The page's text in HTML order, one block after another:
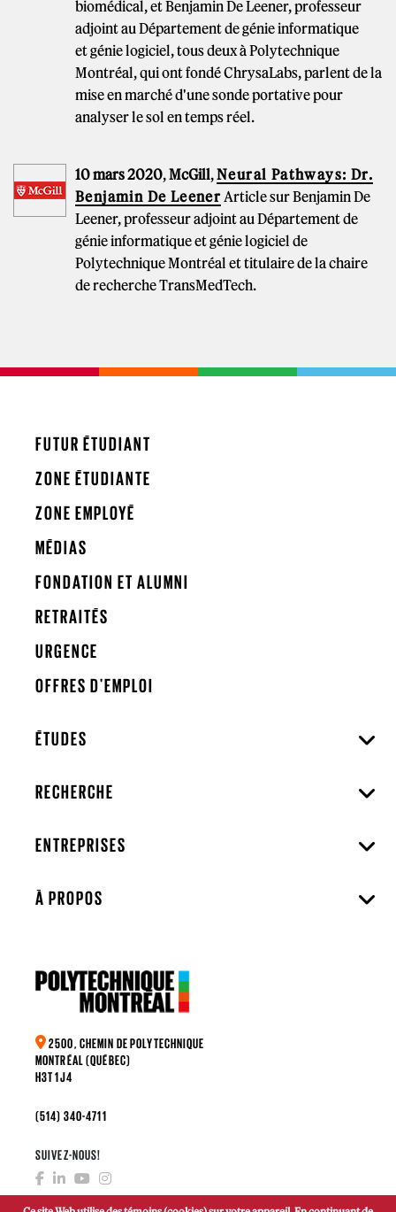
biomédical, et Benjamin De Leener, professeur
adjoint au Département de génie informatique
et génie logiciel, tous deux à Polytechnique
Montréal, qui ont fondé ChrysaLabs, parlent de la
mise en marché d'une sonde portative pour
analyser le sol en temps réel.
10 mars 2020,McGill,Neural Pathways: Dr.
Benjamin De Leener Article sur Benjamin De
Leener, professeur adjoint au Département de
génie informatique et génie logiciel de
Polytechnique Montréal et titulaire de la chaire
de recherche TransMedTech.
FUTUR ÉTUDIANT
ZONE ÉTUDIANTE
ZONE EMPLOYÉ
MÉDIAS
FONDATION ET ALUMNI
RETRAITÉS
URGENCE
OFFRES D'EMPLOI
ÉTUDES
RECHERCHE
ENTREPRISES
À PROPOS
2500, CHEMIN DE POLYTECHNIQUE
MONTRÉAL (QUÉBEC)
H3T 1J4
(514) 340-4711
SUIVEZ-NOUS!